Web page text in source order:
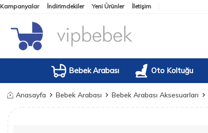
Kampanyalar İndirimdekiler Yeni Ürünler İletişim
Bebek Arabası Oto Koltuğu
Anasayfa Bebek Arabası Bebek Arabası Aksesuarları